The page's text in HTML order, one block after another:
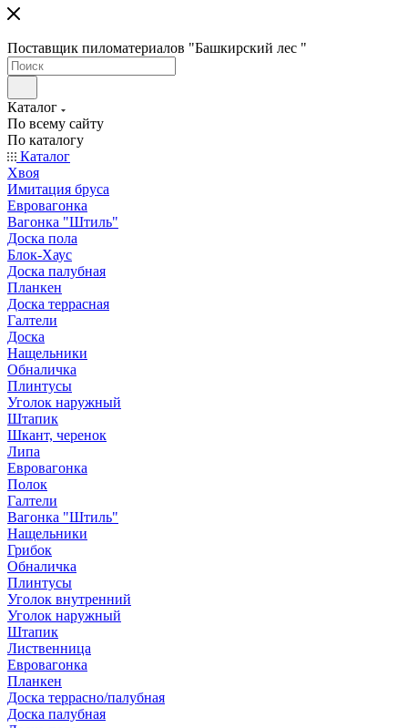
Поставщик пиломатериалов "Башкирский лес "
Каталог
По всему сайту
По каталогу
Каталог
Хвоя
Имитация бруса
Евровагонка
Вагонка "Штиль"
Доска пола
Блок-Хаус
Доска палубная
Планкен
Доска террасная
Галтели
Доска
Нащельники
Обналичка
Плинтусы
Уголок наружный
Штапик
Шкант, черенок
Липа
Евровагонка
Полок
Галтели
Вагонка "Штиль"
Нащельники
Грибок
Обналичка
Плинтусы
Уголок внутренний
Уголок наружный
Штапик
Лиственница
Евровагонка
Планкен
Доска террасно/палубная
Доска палубная